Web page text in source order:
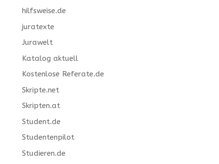
hilfsweise.de
juratexte
Jurawelt
Katalog aktuell
Kostenlose Referate.de
Skripte.net
Skripten.at
Student.de
Studentenpilot
Studieren.de